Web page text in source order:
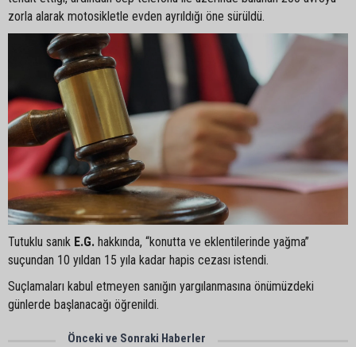
zorla alarak motosikletle evden ayrıldığı öne sürüldü.
Tutuklu sanık E.G. hakkında, “konutta ve eklentilerinde yağma”
suçundan 10 yıldan 15 yıla kadar hapis cezası istendi.
Suçlamaları kabul etmeyen sanığın yargılanmasına önümüzdeki
günlerde başlanacağı öğrenildi.
Önceki ve Sonraki Haberler